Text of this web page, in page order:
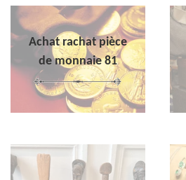
Achat rachat pièce
de monnaie 81